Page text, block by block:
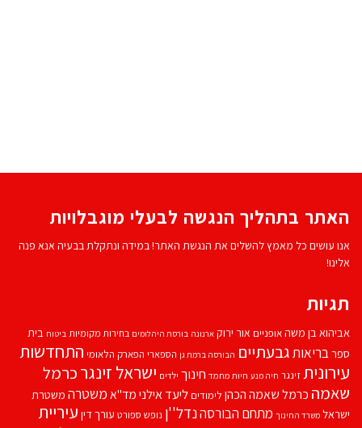
האתר בתהליך הנגשה לבעלי מוגבלויות
אנו עושים כל מאמץ להשלים את הנגשת האתר! במידה ונתקלת בבעיה אנא פנה
אלינו!
תגיות
אביהוא בן משהאופניים אור ירוק ארנונה בורסת היהלומים בחירות מקומיות ביטוח בית
ספרבריאותגבעתיים הבורסה ברמת גן הספארי הפארק הלאומי התחדשות
עירוניתזינגר חיה מנע חיות מחמד חינוך ילדים ישראל זינגרכרמל
שאמה כרמל שאמה הכהן לימודים ליעד אילנימד''אמשטרה משטרת
ישראל משרד החינוך מתחם הבורסהנדל''ן נופש ספורט עורך דין עיריית